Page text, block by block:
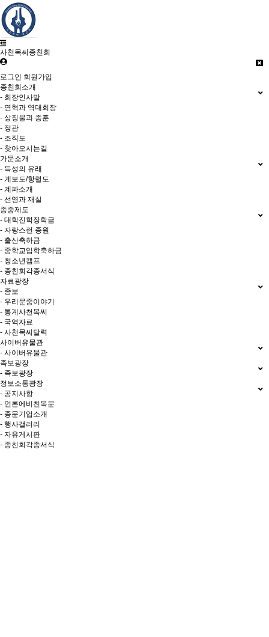
사천목씨종친회
로그인 회원가입
종친회소개
- 회장인사말
- 연혁과 역대회장
- 상징물과 종훈
- 정관
- 조직도
- 찾아오시는길
가문소개
- 득성의 유래
- 계보도/항렬도
- 계파소개
- 선영과 재실
종중제도
- 대학진학장학금
- 자랑스런 종원
- 출산축하금
- 중학교입학축하금
- 청소년캠프
- 종친회각종서식
자료광장
- 종보
- 우리문중이야기
- 통계사천목씨
- 국역자료
- 사천목씨달력
사이버유물관
- 사이버유물관
족보광장
- 족보광장
정보소통광장
- 공지사항
- 언론에비친목문
- 종문기업소개
- 행사갤러리
- 자유게시판
- 종친회각종서식